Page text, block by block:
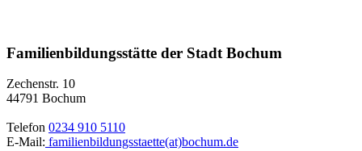
Familienbildungsstätte der Stadt Bochum
Zechenstr. 10
44791 Bochum
Telefon 0234 910 5110
E-Mail: familienbildungsstaette(at)bochum.de